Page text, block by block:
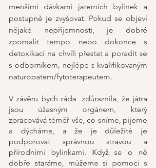
menšími dávkami jaterních bylinek a
postupně je zvyšovat. Pokud se objeví
nějaké nepříjemnosti, je dobré
zpomalit tempo nebo dokonce s
detoxikací na chvíli přestat a poradit se
s odborníkem, nejlépe s kvalifikovaným
naturopatem/fytoterapeutem.
V závěru bych ráda  zdůraznila, že játra
jsou úžasným orgánem, který
zpracovává téměř vše, co sníme, pijeme
a dýcháme, a že je důležité je
podporovat správnou stravou a
přírodními bylinkami. Když se o ně
dobře staráme, můžeme si pomoci s